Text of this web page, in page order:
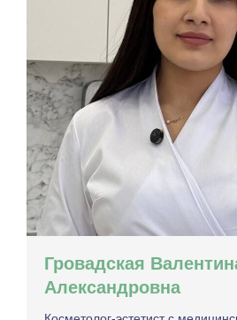
Гровадская
Александровна